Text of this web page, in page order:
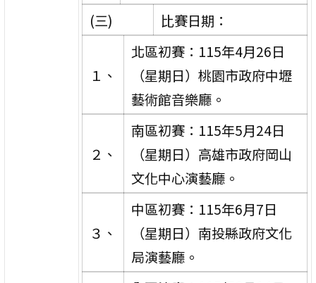
(三)
比賽日期：
１、
北區初賽：115年4月26日
（星期日）桃園市政府中壢
藝術館音樂廳。
２、
南區初賽：115年5月24日
（星期日）高雄市政府岡山
文化中心演藝廳。
３、
中區初賽：115年6月7日
（星期日）南投縣政府文化
局演藝廳。